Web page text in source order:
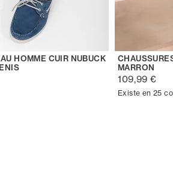
HOMME CUIR NUBUCK
MARRON
109,99 €
Existe en 25